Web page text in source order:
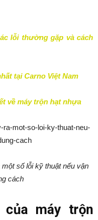
lỗi thường gặp và cách
tại Carno Việt Nam
về máy trộn hạt nhựa
số lỗi kỹ thuật nếu vận
cách
máy trộn